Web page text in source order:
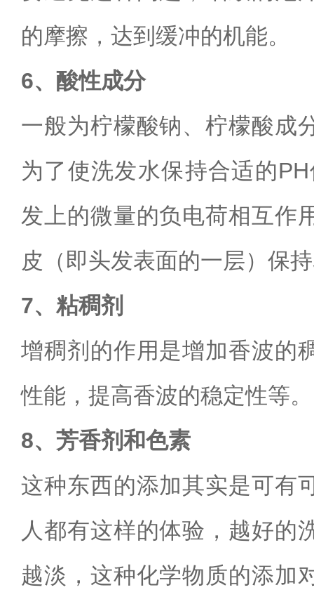
的摩擦，达到缓冲的机能。
6、酸性成分
一般为柠檬酸钠、柠檬酸成
为了使洗发水保持合适的
发上的微量的负电荷相互作
皮（即头发表面的一层）保
7、粘稠剂
增稠剂的作用是增加香波的
性能，提高香波的稳定性等。
8、芳香剂和色素
这种东西的添加其实是可有
人都有这样的体验，越好的
越淡，这种化学物质的添加